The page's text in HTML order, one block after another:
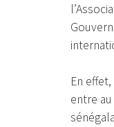
En
entre